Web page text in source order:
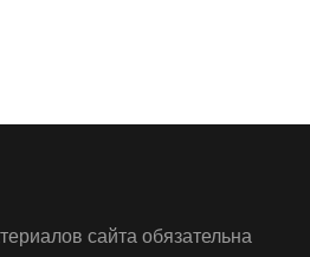
сайта обязательна